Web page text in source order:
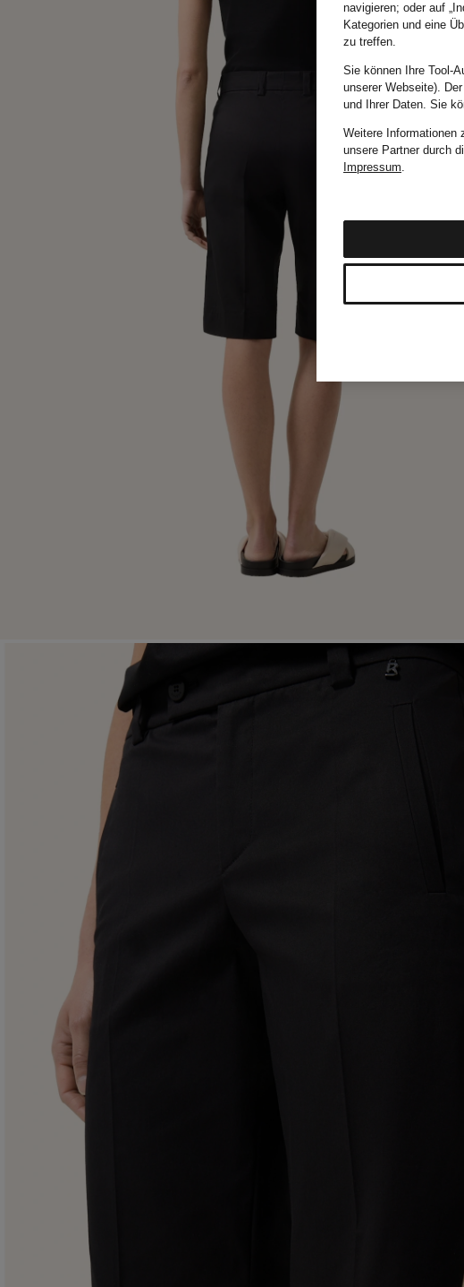
navigieren; oder auf
Kategorien und eine
zu treffen.
Sie können Ihre Tool-
unserer Webseite).
und Ihrer Daten. Sie
Weitere Informationen
unsere Partner durch
Impressum.